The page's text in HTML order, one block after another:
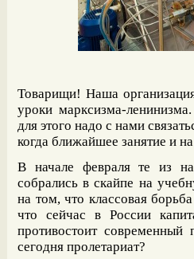
Товарищи! Наша
уроки марксизма-
для этого надо с нами
когда ближайшее занятие и
В начале февраля те из
собрались в скайпе на
на том, что классовая
что сейчас в России
противостоит
сегодня пролетариат?